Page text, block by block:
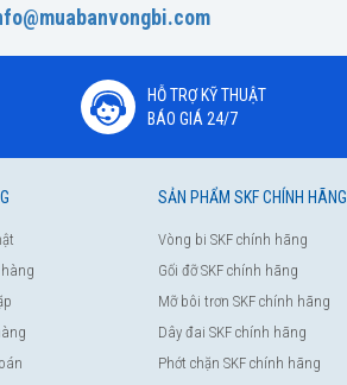
HỖ TRỢ KỸ THUẬT
BÁO GIÁ 24/7
SẢN PHẨM SKF CHÍNH HÃNG
Vòng bi SKF chính hãng
Gối đỡ SKF chính hãng
Mỡ bôi trơn SKF chính hãng
Dây đai SKF chính hãng
Phớt chặn SKF chính hãng